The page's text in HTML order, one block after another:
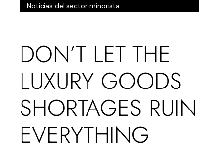
Noticias del sector minorista
DON’T LET THE
LUXURY GOODS
SHORTAGES RUIN
EVERYTHING